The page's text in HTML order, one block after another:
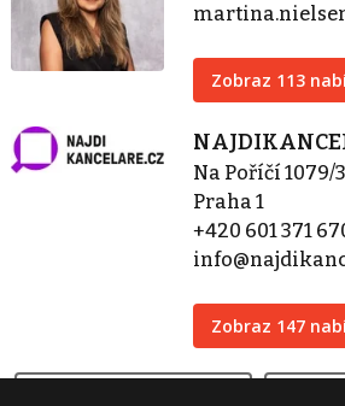
Zobraz 113
Na Poříčí 1079/
Praha 1
+420 601 371
Zobraz 147